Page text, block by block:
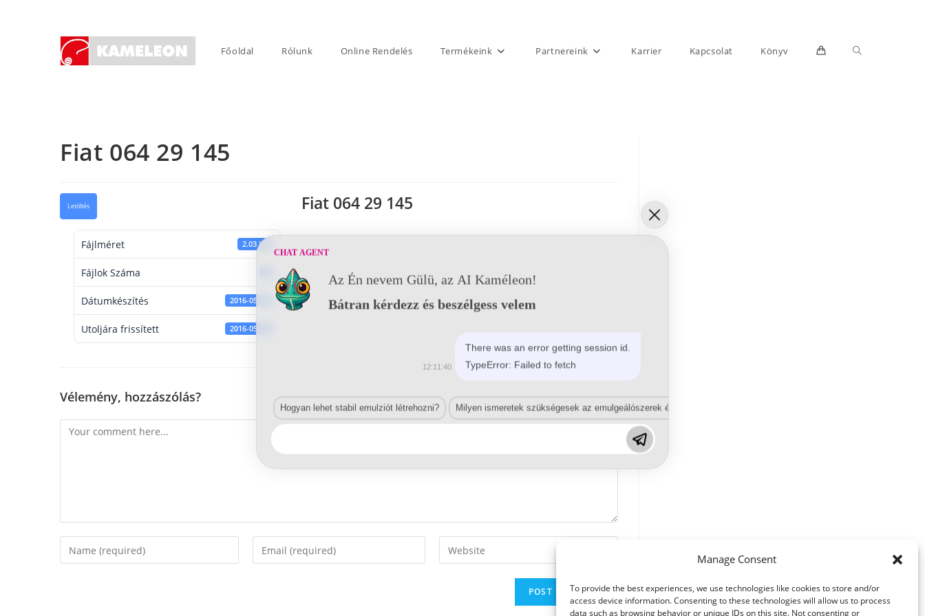
Manage Consent
To provide the best experiences, we use technologies like cookies to store and/or
access device information. Consenting to these technologies will allow us to process
data such as browsing behavior or unique IDs on this site. Not consenting or
Főoldal Rólunk Online Rendelés Termékeink Partnereink Karrier Kapcsolat Könyv Toggle
Fiat 064 29 145
Letöltés
Fájlméret 2.03 KB
Fájlok Száma
Dátumkészítés 2016-05-30
Utoljára frissített 2016-05-30
Fiat 064 29 145
Vélemény, hozzászólás?
Comment
Enter
your
Enter
your
Enter
your
CHAT AGENT
Az Én nevem Gülü, az AI Kaméleon!
Bátran kérdezz és beszélgess velem
There was an error getting session id.
TypeError: Failed to fetch
12:11:40
Hogyan lehet stabil emulziót létrehozni? Milyen ismeretek szükségesek az emulgeálószerek és diszpergálószerek terén?